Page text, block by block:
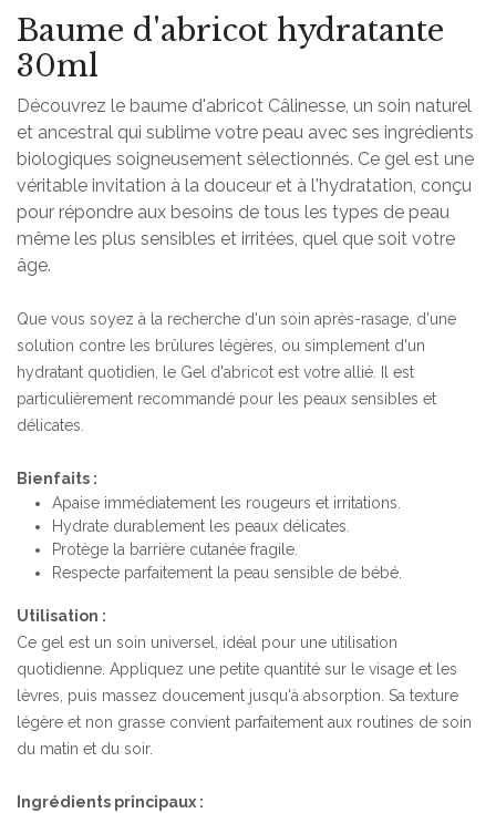
Baume d'abricot hydratante
30ml
Découvrez le baume d'abricot Câlinesse, un soin naturel
et ancestral qui sublime votre peau avec ses ingrédients
biologiques soigneusement sélectionnés. Ce gel est une
véritable invitation à la douceur et à l'hydratation, conçu
pour répondre aux besoins de tous les types de peau
même les plus sensibles et irritées, quel que soit votre
âge.
Que vous soyez à la recherche d'un soin après-rasage, d'une
solution contre les brûlures légères, ou simplement d'un
hydratant quotidien, le Gel d'abricot est votre allié. Il est
particulièrement recommandé pour les peaux sensibles et
délicates.
Bienfaits :
Apaise immédiatement les rougeurs et irritations.
Hydrate durablement les peaux délicates.
Protège la barrière cutanée fragile.
Respecte parfaitement la peau sensible de bébé.
Utilisation :
Ce gel est un soin universel, idéal pour une utilisation
quotidienne. Appliquez une petite quantité sur le visage et les
lèvres, puis massez doucement jusqu'à absorption. Sa texture
légère et non grasse convient parfaitement aux routines de soin
du matin et du soir.
Ingrédients principaux :